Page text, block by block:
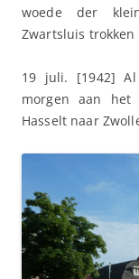
woede der
Zwartsluis
19 juli. [1942]
morgen aan
Hasselt naar